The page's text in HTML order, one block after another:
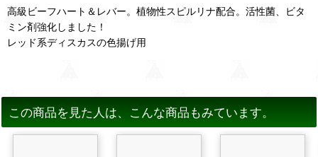
高級ビーフハート＆レバー。植物性スピルリナ配合。活性菌、ビタ
ミン剤強化しました！
レッド系ディスカスの色揚げ用
この商品を見た人は、こんな商品もみています。